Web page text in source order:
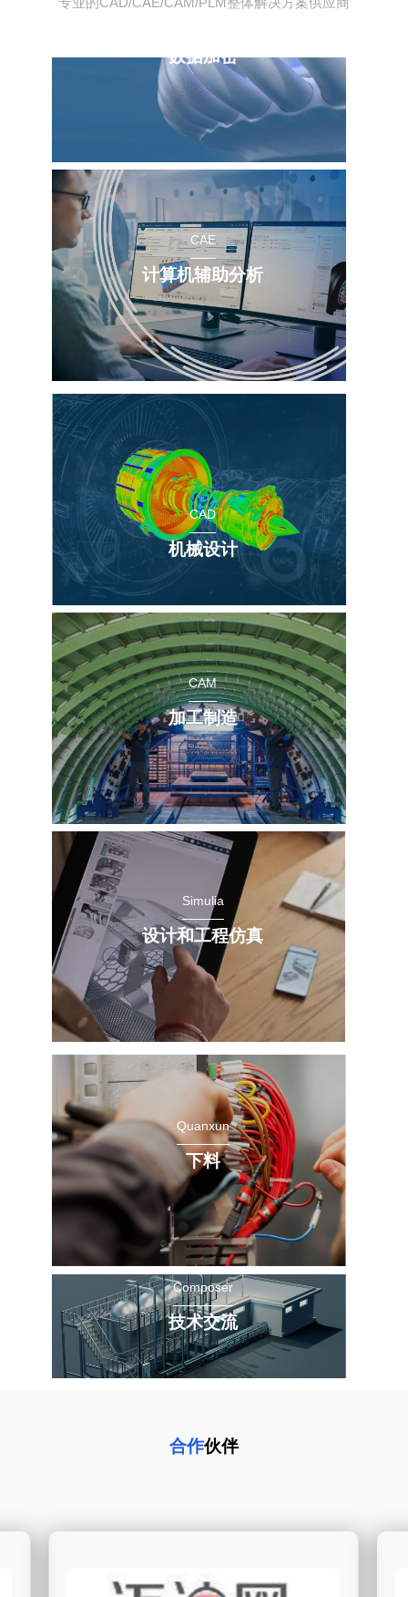
数据加密
CAE
计算机辅助分析
CAD
机械设计
CAM
加工制造
Simulia
设计和工程仿真
Quanxun
下料
Composer
技术交流
合作伙伴